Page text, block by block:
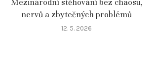
Mezinárodní stěhování bez chaosu,
nervů a zbytečných problémů
12. 5. 2026